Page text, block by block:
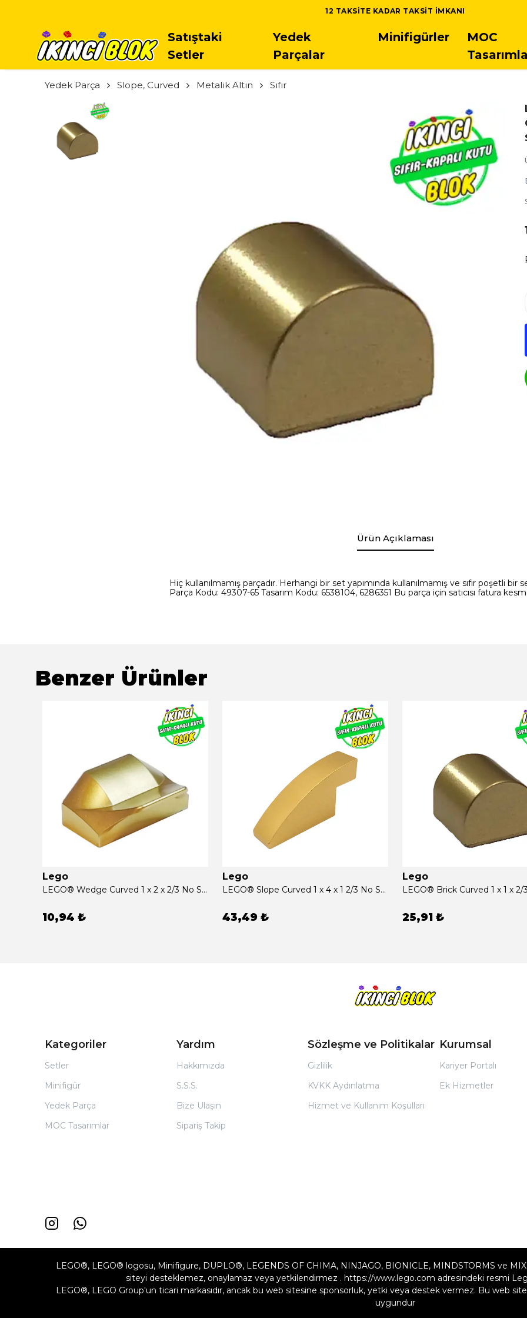
12 TAKSITE KADAR TAKSIT IMKANI
Satıştaki
Setler
Yedek
Parçalar
Minifigürler
MOC
Yedek Parça Slope, Curved Metalik Altın Sıfır
Ürün Açıklaması
Hiç kullanılmamış parçadır. Herhangi bir set yapımında kullanılmamış ve sıfır poşetli bir
Parça Kodu: 49307-65 Tasarım Kodu: 6538104, 6286351 Bu parça için satıcısı fatura
Benzer Ürünler
Lego
LEGO® Wedge Curved 1 x 2 x 2/3 No Studs, Wing End Metalik Altın Sıfır
10,94 ₺
Lego
LEGO® Slope Curved 1 x 4 x 1 2/3 No Studs Metalik Altın Sıfır
43,49 ₺
Lego
25,91 ₺
Kategoriler
Setler
Minifigür
Yedek Parça
MOC Tasarımlar
Yardım
Hakkımızda
S.S.S.
Bize Ulaşın
Sipariş Takip
Sözleşme ve Politikalar
Gizlilik
KVKK Aydınlatma
Hizmet ve Kullanım Koşulları
Kurumsal
Kariyer Portalı
Ek Hizmetler
LEGO®, LEGO® logosu, Minifigure, DUPLO®, LEGENDS OF CHIMA, NINJAGO, BIONICLE, MINDSTORMS ve
siteyi desteklemez, onaylamaz veya yetkilendirmez . https://www.lego.com adresindeki resmi
LEGO®, LEGO Group'un ticari markasıdır, ancak bu web sitesine sponsorluk, yetki veya destek vermez. Bu web
uygundur